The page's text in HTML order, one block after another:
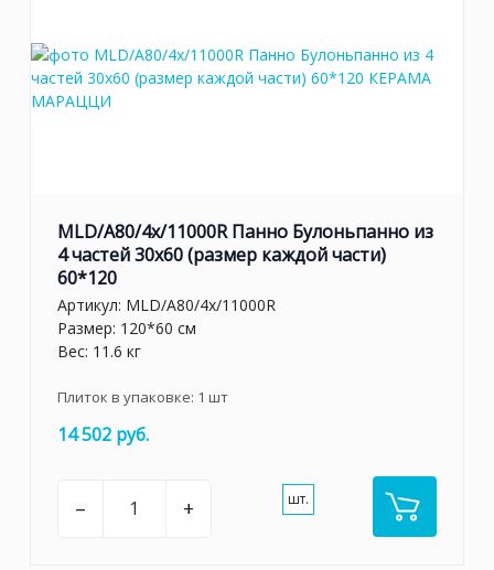
MLD/A80/4x/11000R Панно Булоньпанно из
4 частей 30x60 (размер каждой части)
60*120
Артикул: MLD/A80/4x/11000R
Размер: 120*60 см
Вес: 11.6 кг
Плиток в упаковке: 1 шт
14 502 руб.
– + шт.